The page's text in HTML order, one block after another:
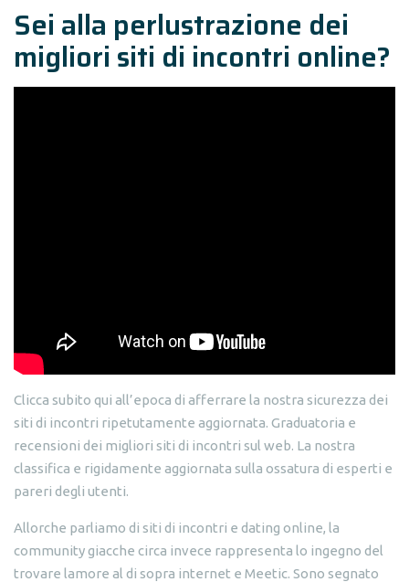
Sei alla perlustrazione dei
migliori siti di incontri online?
Clicca subito qui all’epoca di afferrare la nostra sicurezza dei
siti di incontri ripetutamente aggiornata. Graduatoria e
recensioni dei migliori siti di incontri sul web. La nostra
classifica e rigidamente aggiornata sulla ossatura di esperti e
pareri degli utenti.
Allorche parliamo di siti di incontri e dating online, la
community giacche circa invece rappresenta lo ingegno del
trovare lamore al di sopra internet e Meetic. Sono segnato